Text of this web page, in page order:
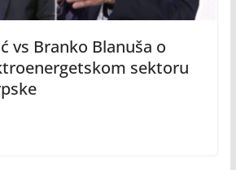
vs Branko Blanuša o
sektoru